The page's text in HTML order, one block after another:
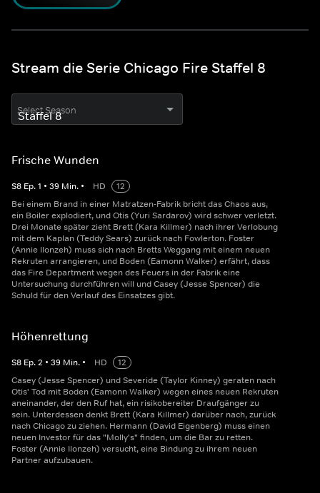
Stream die Serie Chicago Fire Staffel 8
Select Season
Frische Wunden
S8 Ep.1 • 39 Min. • HD
12
Bei einem Brand in einer Matratzen-Fabrik bricht das Chaos aus,
ein Boiler explodiert, und Otis (Yuri Sardarov) wird schwer verletzt.
Drei Monate später zieht Brett (Kara Killmer) nach ihrer Verlobung
mit dem Kaplan (Teddy Sears) zurück nach Fowlerton. Foster
(Annie Ilonzeh) muss sich nach Bretts Weggang mit einem neuen
Rekruten arrangieren, und Boden (Eamonn Walker) erfährt, dass
das Fire Department wegen des Feuers in der Fabrik eine
Untersuchung durchführen will und Casey (Jesse Spencer) die
Schuld für den Verlauf des Einsatzes gibt.
Höhenrettung
S8 Ep.2 • 39 Min. • HD
12
Casey (Jesse Spencer) und Severide (Taylor Kinney) geraten nach
Otis' Tod mit Boden (Eamonn Walker) wegen eines neuen Rekruten
aneinander, der den Ruf hat, ein risikobereiter Draufgänger zu
sein. Unterdessen denkt Brett (Kara Killmer) darüber nach, zurück
nach Chicago zu ziehen. Hermann (David Eigenberg) muss einen
neuen Investor für das "Molly's" finden, um die Bar zu retten.
Foster (Annie Ilonzeh) versucht, eine Bindung zu ihrem neuen
Partner aufzubauen.